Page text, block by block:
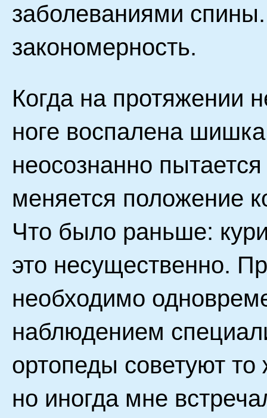
заболеваниями
закономерность.
Когда на протяжении
ноге воспалена
неосознанно
меняется положение
Что было раньше:
это несущественно.
необходимо
наблюдением
ортопеды советуют
но иногда мне